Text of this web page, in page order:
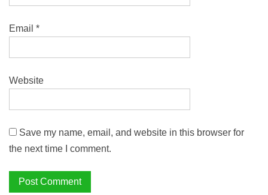
Email *
Website
Save my name, email, and website in this browser for
the next time I comment.